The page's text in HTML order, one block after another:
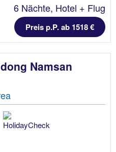
6 Nächte, Hotel + Flug
Preis p.P. ab 1518 €
Namsan